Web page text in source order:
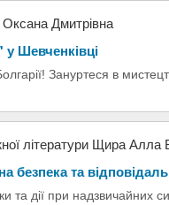
Дмитрівна
у Шевченківці
Зануртеся в
літератури Щира Алла
та
та дії при надзвичайних